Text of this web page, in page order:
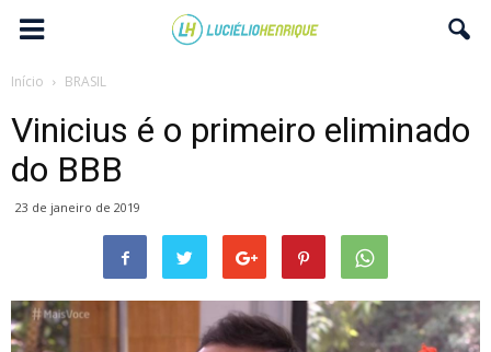
Início BRASIL
Vinicius é o primeiro eliminado
do BBB
23 de janeiro de 2019